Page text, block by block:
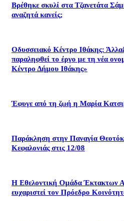
Βρέθηκε σκυλί στα Τζανετάτα
αναζητά κανείς;
Οδυσσειακό Κέντρο Ιθάκης:
παραληφθεί το έργο με τη νέα
Κέντρο Δήμου Ιθάκης»
Έφυγε από τη ζωή η Μαρία
Παράκληση στην Παναγία
Κεφαλονιάς στις 12/08
Η Εθελοντική Ομάδα Έκτακτων
ευχαριστεί τον Πρόεδρο